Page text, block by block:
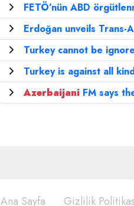
FETÖ’nün ABD
Erdoğan unveils Trans-
Turkey cannot be
Turkey is against all
Azerbaijani FM says
Ana Sayfa Gizlilik